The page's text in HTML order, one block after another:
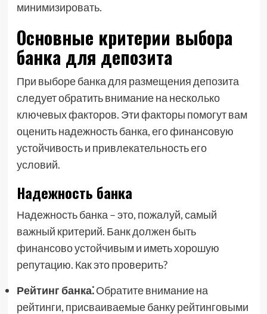
минимизировать.
Основные критерии выбора
банка для депозита
При выборе банка для размещения депозита
следует обратить внимание на несколько
ключевых факторов. Эти факторы помогут вам
оценить надежность банка, его финансовую
устойчивость и привлекательность его
условий.
Надежность банка
Надежность банка – это, пожалуй, самый
важный критерий. Банк должен быть
финансово устойчивым и иметь хорошую
репутацию. Как это проверить?
Рейтинг банка⁚Обратите внимание на
рейтинги, присваиваемые банку рейтинговыми